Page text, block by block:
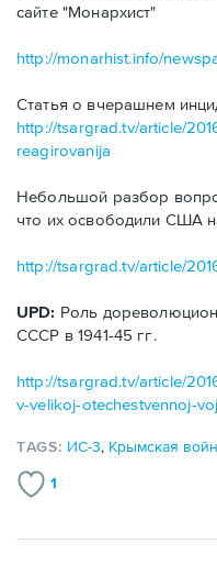
сайте "Монархист"
http://monarhist.info/
Статья о вчерашнем
http://tsargrad.tv/article/
reagirovanija
Небольшой разбор
что их освободили США
http://tsargrad.tv/article/
UPD: Роль
СССР в 1941-45 гг.
http://tsargrad.tv/article/
v-velikoj-otechestvennoj-
TAGS: ИС-3, Крымская
1